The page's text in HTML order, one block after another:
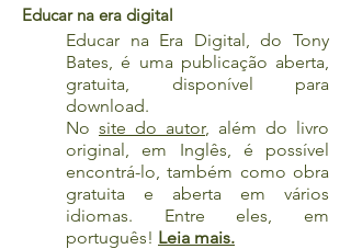
Educar na era digital
Educar na Era Digital, do Tony
Bates, é uma publicação aberta,
gratuita, disponível para
download.
No site do autor, além do livro
original, em Inglês, é possível
encontrá-lo, também como obra
gratuita e aberta em vários
idiomas. Entre eles, em
português! Leia mais.